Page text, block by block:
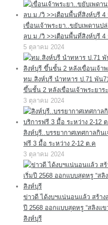
เขื่อนเจ้าพระยา..ขยับเพดานป
ลบ.ม./วิ >>เตือนพื้นที่สิงห์บุรี 4
5 ตุลาคม 2024
ทม.สิงห์บุรี นำทหาร ป.71 พัน
ขึ้นชั้น 2 หลังเขื่อนเจ้าพระยาร
3 ตุลาคม 2024
สิงห์บุรี..บรรยากาศเทศกาลกิน
ฟรี 3 มื้อ ระหว่าง 2-12 ต.ค
3 ตุลาคม 2024
ข่าวดี ได้งบฯแน่นอนแล้ว สร้าง
ปี 2568 ออกแบบสุดหรู “สลิงแ
สิงห์บุรี